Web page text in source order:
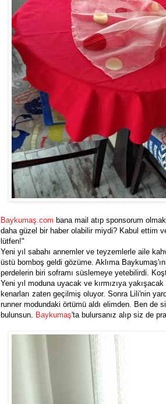
Baykumaş.com bana mail atıp sponsorum
daha güzel bir haber olabilir miydi? Kabul ettim
lütfen!"
Yeni yıl sabahı annemler ve teyzemlerle aile
üstü bomboş geldi gözüme. Aklıma
perdelerin biri soframı süslemeye yetebilirdi.
Yeni yıl moduna uyacak ve kırmızıya
kenarları zaten geçilmiş oluyor. Sonra Lili'nin
runner modundaki örtümü aldı elimden. Ben de
bulunsun. Baykumaş'ta bulursanız alıp siz de